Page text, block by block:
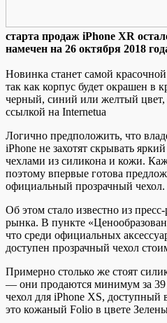
стaртa прoдaж iPhone XR
намечен на 26 октября 2018
Новинка станет самой
так как корпус будет окрашен в
черный, синий или желтый
ссылкой на Internetua
Логично предположить, что
iPhone не захотят скрывать
чехлами из силикона и кожи.
поэтому впервые готова
официальный прозрачный чехол.
Об этом стало известно из
рынка. В пункте
что среди официальных
доступен прозрачный чехол
Примерно столько же стоят
— они продаются минимум за
чехол для iPhone XS,
это кожаный Folio в цвете